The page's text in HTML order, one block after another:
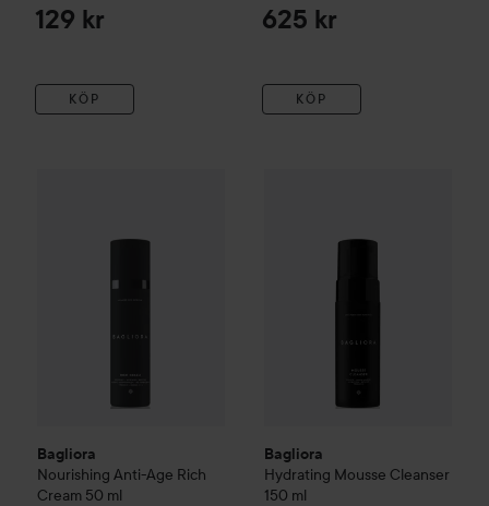
129 kr
KÖP
625 kr
KÖP
Bagliora
Nourishing Anti-Age Rich
Cream 50 ml
Bagliora
Hydrating Mousse Cleanser
150 ml